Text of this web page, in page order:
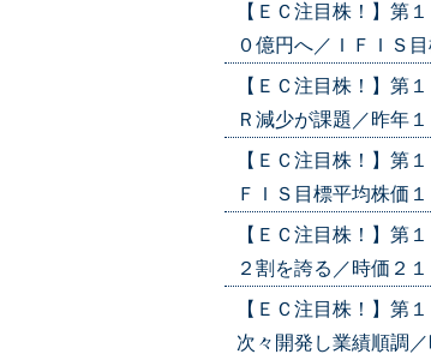
【ＥＣ注目株！】第
０億円へ／ＩＦＩＳ
【ＥＣ注目株！】第
Ｒ減少が課題／昨年
【ＥＣ注目株！】第
ＦＩＳ目標平均株価
【ＥＣ注目株！】第
２割を誇る／時価２
【ＥＣ注目株！】第
次々開発し業績順調